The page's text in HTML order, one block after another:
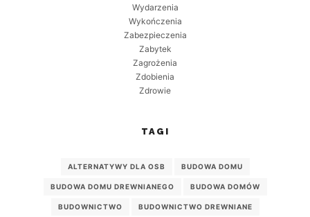
Wydarzenia
Wykończenia
Zabezpieczenia
Zabytek
Zagrożenia
Zdobienia
Zdrowie
TAGI
ALTERNATYWY DLA OSB BUDOWA DOMU
BUDOWA DOMU DREWNIANEGO BUDOWA DOMÓW
BUDOWNICTWO BUDOWNICTWO DREWNIANE